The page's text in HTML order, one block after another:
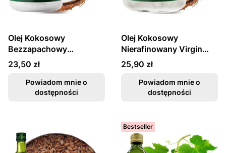
Olej Kokosowy
Bezzapachowy
Rafinowany 900ml
TARGROCH
Cena
23,50 zł
Powiadom mnie o
dostępności
Olej Kokosowy
Nierafinowany Virgin
500ml TARGROCH
Cena
25,90 zł
Powiadom mnie o
dostępności
Bestseller